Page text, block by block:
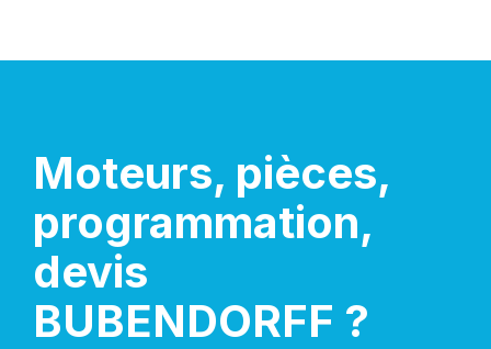
Moteurs, pièces,
programmation,
devis
BUBENDORFF ?